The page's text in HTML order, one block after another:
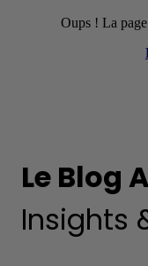
Oups ! La
Le Blog
Insights